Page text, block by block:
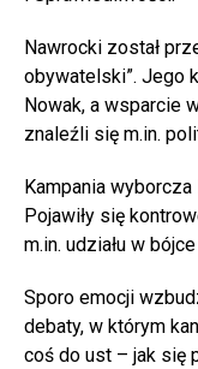
Nawrocki został
obywatelski”. Jego
Nowak, a wsparcie
znaleźli się m.in.
Kampania
Pojawiły się
m.in. udziału w
Sporo emocji
debaty, w którym
coś do ust – jak się